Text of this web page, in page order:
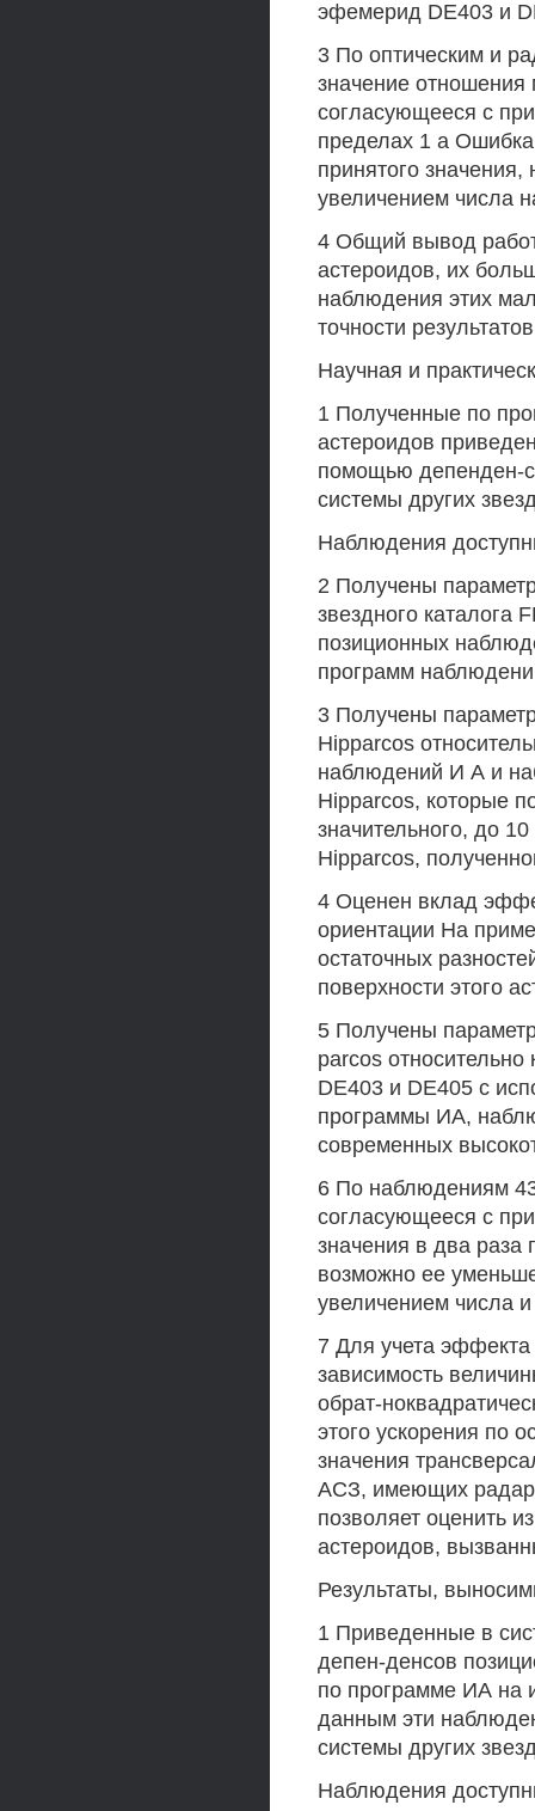
эфемерид DE403 и
3 По оптическим и
значение
согласующееся с
пределах 1 а
принятого
увеличением числа
4 Общий вывод
астероидов, их
наблюдения этих
точности результатов
Научная и
1 Полученные по
астероидов
помощью депенден-
системы других
Наблюдения
2 Получены
звездного каталога
позиционных
программ
3 Получены
Hipparcos
наблюдений И А и
Hipparcos, которые
значительного, до
Hipparcos,
4 Оценен вклад
ориентации На
остаточных
поверхности этого
5 Получены
parcos
DE403 и DE405 с
программы ИА,
современных
6 По наблюдениям
согласующееся с
значения в два раза
возможно ее
увеличением числа
7 Для учета
зависимость
обрат-
этого ускорения по
значения
АСЗ, имеющих
позволяет оценить
астероидов,
Результаты,
1 Приведенные в
депен-денсов
по программе ИА на
данным эти
системы других
Наблюдения